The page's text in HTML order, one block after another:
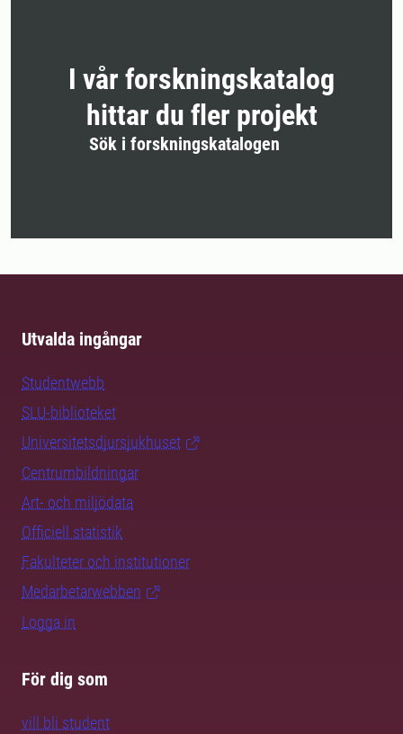
I vår forskningskatalog
hittar du fler projekt
Sök i forskningskatalogen
Utvalda ingångar
Studentwebb
SLU-biblioteket
Universitetsdjursjukhuset
Centrumbildningar
Art- och miljödata
Officiell statistik
Fakulteter och institutioner
Medarbetarwebben
Logga in
För dig som
vill bli student